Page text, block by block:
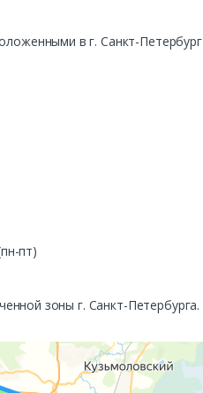
в г. Санкт-Петербург
пт)
зоны г. Санкт-Петербурга.